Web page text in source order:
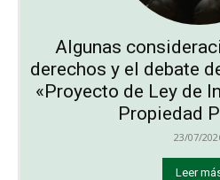
Algunas
derechos y el debate
«Proyecto de Ley de
Propiedad
23/07/
Leer